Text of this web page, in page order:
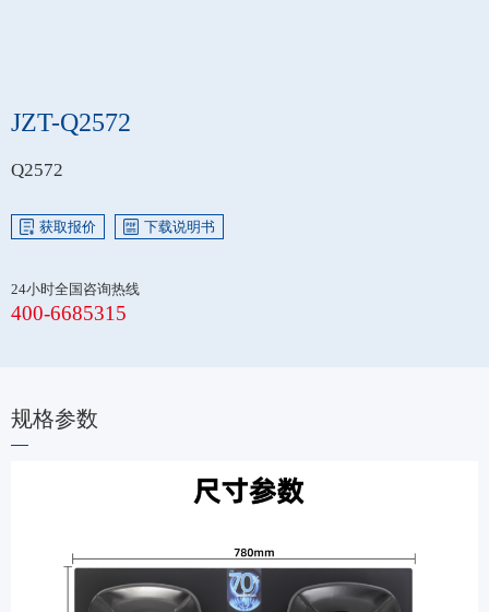
JZT-Q2572
Q2572
获取报价 下载说明书
24小时全国咨询热线
400-6685315
规格参数